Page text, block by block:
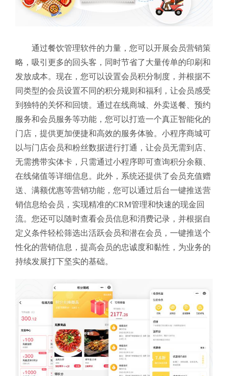
通过餐饮管理软件的力量，您可以开展会员营销策
略，吸引更多的回头客，同时节省了大量传单的印刷和
发放成本。现在，您可以设置会员积分制度，并根据不
同类型的会员设置不同的积分规则和福利，让会员感受
到独特的关怀和回馈。通过在线商城、外卖送餐、预约
服务和会员服务等功能，您可以打造一个真正智能化的
门店，提供更加便捷和高效的服务体验。小程序商城可
以与门店会员和粉丝数据进行打通，让会员无需到店、
无需携带实体卡，只需通过小程序即可查询积分余额、
在线储值等详细信息。此外，系统还提供了会员充值赠
送、满额优惠等营销功能，您可以通过后台一键推送营
销信息给会员，实现精准的CRM管理和快速的现金回
流。您还可以随时查看会员信息和消费记录，并根据自
定义条件轻松筛选出活跃会员和潜在会员，一键推送个
性化的营销信息，提高会员的忠诚度和黏性，为业务的
持续发展打下坚实的基础。